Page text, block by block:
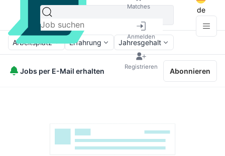
Matches
Anmelden
Registrieren
de
Arbeitsplatz Erfahrung Jahresgehalt
Jobs per E-Mail erhalten Abonnieren